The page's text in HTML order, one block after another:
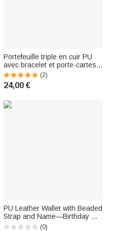
Portefeuille triple en cuir PU
avec bracelet et porte-cartes
Cadeau d'anniversaire pour
femmes chrétiennes
(2)
24,00 €
PU Leather Wallet with Beaded
Strap and Name—Birthday Gift
for Women (0)